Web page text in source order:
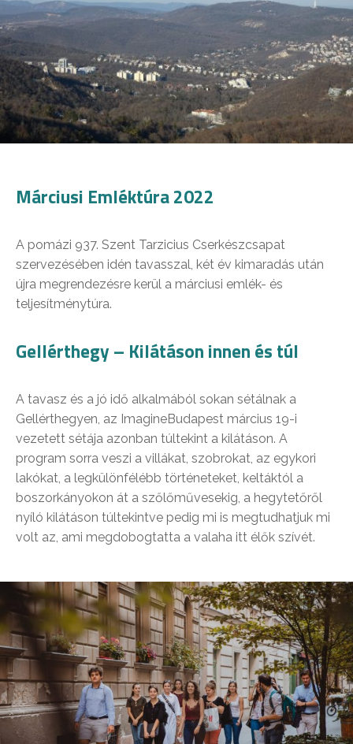
Márciusi Emléktúra 2022
A pomázi 937. Szent Tarzicius Cserkészcsapat
szervezésében idén tavasszal, két év kimaradás után
újra megrendezésre kerül a márciusi emlék- és
teljesítménytúra.
Gellérthegy – Kilátáson innen és túl
A tavasz és a jó idő alkalmából sokan sétálnak a
Gellérthegyen, az ImagineBudapest március 19-i
vezetett sétája azonban túltekint a kilátáson. A
program sorra veszi a villákat, szobrokat, az egykori
lakókat, a legkülönfélébb történeteket, keltáktól a
boszorkányokon át a szőlőművesekig, a hegytetőről
nyíló kilátáson túltekintve pedig mi is megtudhatjuk mi
volt az, ami megdobogtatta a valaha itt élők szívét.